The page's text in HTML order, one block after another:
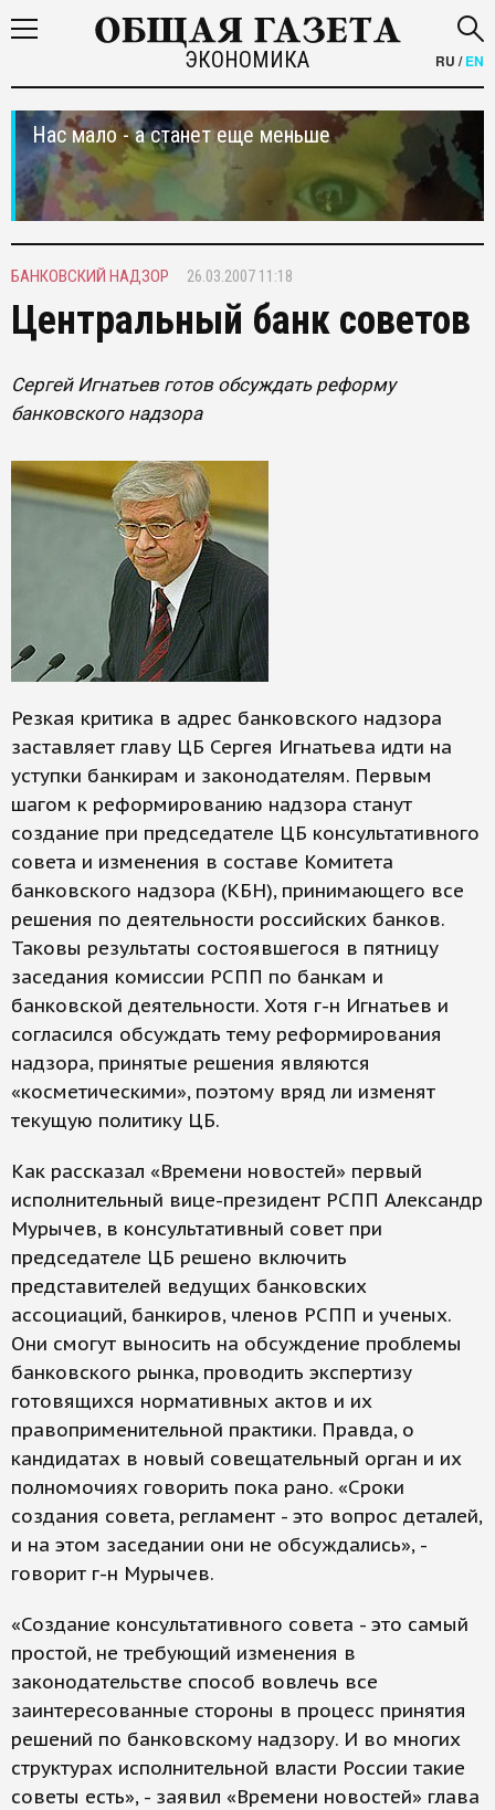
ЭКОНОМИКА RU /EN
Нас мало - а станет еще меньше
БАНКОВСКИЙ НАДЗОР 26.03.2007 11:18
Центральный банк советов
Сергей Игнатьев готов обсуждать реформу
банковского надзора
Резкая критика в адрес банковского надзора
заставляет главу ЦБ Сергея Игнатьева идти на
уступки банкирам и законодателям. Первым
шагом к реформированию надзора станут
создание при председателе ЦБ консультативного
совета и изменения в составе Комитета
банковского надзора (КБН), принимающего все
решения по деятельности российских банков.
Таковы результаты состоявшегося в пятницу
заседания комиссии РСПП по банкам и
банковской деятельности. Хотя г-н Игнатьев и
согласился обсуждать тему реформирования
надзора, принятые решения являются
«косметическими», поэтому вряд ли изменят
текущую политику ЦБ.
Как рассказал «Времени новостей» первый
исполнительный вице-президент РСПП Александр
Мурычев, в консультативный совет при
председателе ЦБ решено включить
представителей ведущих банковских
ассоциаций, банкиров, членов РСПП и ученых.
Они смогут выносить на обсуждение проблемы
банковского рынка, проводить экспертизу
готовящихся нормативных актов и их
правоприменительной практики. Правда, о
кандидатах в новый совещательный орган и их
полномочиях говорить пока рано. «Сроки
создания совета, регламент - это вопрос деталей,
и на этом заседании они не обсуждались», -
говорит г-н Мурычев.
«Создание консультативного совета - это самый
простой, не требующий изменения в
законодательстве способ вовлечь все
заинтересованные стороны в процесс принятия
решений по банковскому надзору. И во многих
структурах исполнительной власти России такие
советы есть», - заявил «Времени новостей» глава